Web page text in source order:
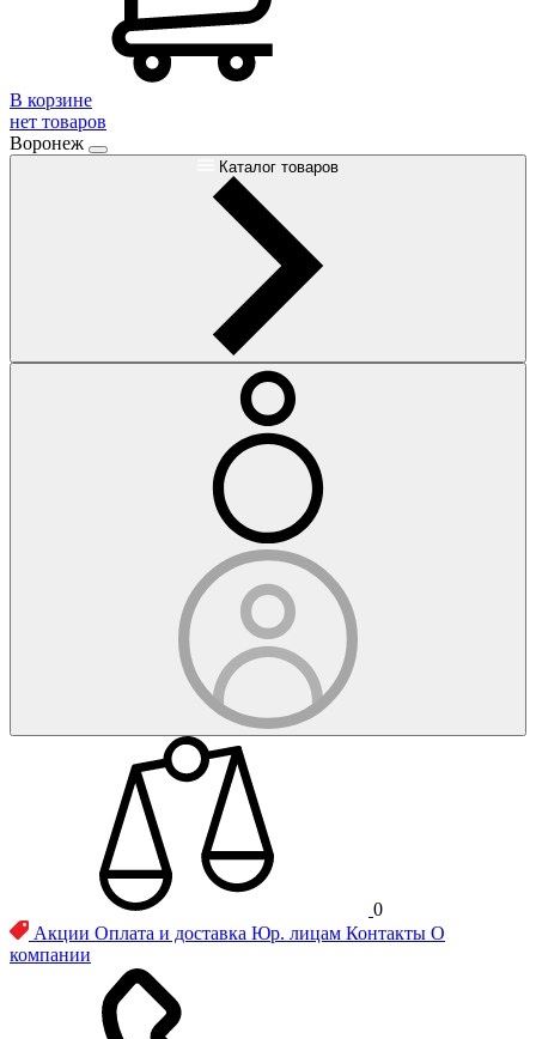
В корзине
нет товаров
Воронеж
Каталог товаров
0
Акции Оплата и доставка Юр. лицам Контакты О
компании